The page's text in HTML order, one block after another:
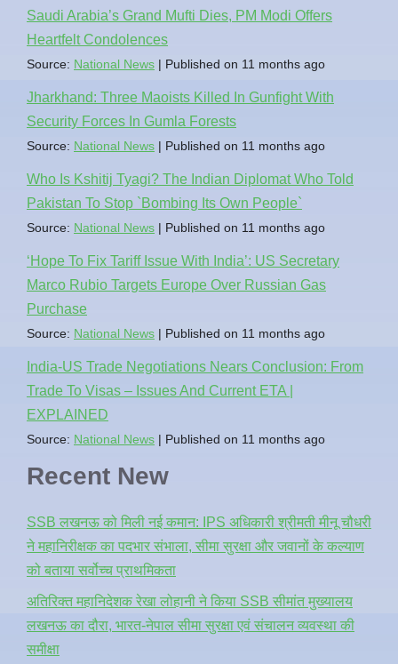
Saudi Arabia’s Grand Mufti Dies, PM Modi Offers
Heartfelt Condolences
Source: National News Published on 11 months ago
Jharkhand: Three Maoists Killed In Gunfight With
Security Forces In Gumla Forests
Source: National News Published on 11 months ago
Who Is Kshitij Tyagi? The Indian Diplomat Who Told
Pakistan To Stop `Bombing Its Own People`
Source: National News Published on 11 months ago
‘Hope To Fix Tariff Issue With India’: US Secretary
Marco Rubio Targets Europe Over Russian Gas
Purchase
Source: National News Published on 11 months ago
India-US Trade Negotiations Nears Conclusion: From
Trade To Visas – Issues And Current ETA |
EXPLAINED
Source: National News Published on 11 months ago
Recent New
SSB लखनऊ को मिली नई कमान: IPS अधिकारी श्रीमती मीनू चौधरी
ने महानिरीक्षक का पदभार संभाला, सीमा सुरक्षा और जवानों के कल्याण
को बताया सर्वोच्च प्राथमिकता
अतिरिक्त महानिदेशक रेखा लोहानी ने किया SSB सीमांत मुख्यालय
लखनऊ का दौरा, भारत-नेपाल सीमा सुरक्षा एवं संचालन व्यवस्था की
समीक्षा